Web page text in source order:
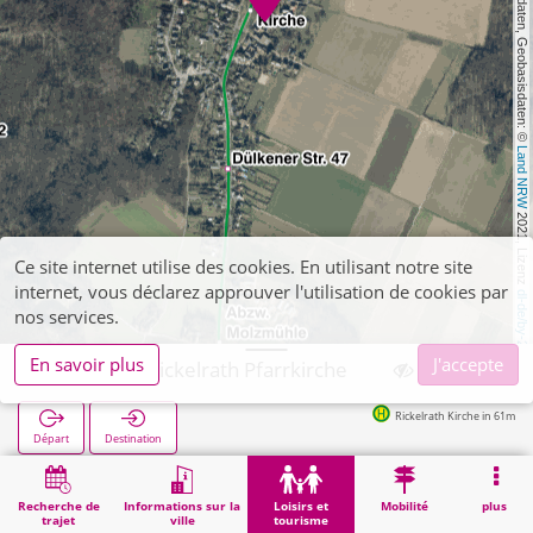
, Kartendaten, Geobasisdaten: ©
Land NRW
2021, Lizenz
dl-de/by-2-0
Recherche de
trajet
Informations sur la
ville
Loisirs et
tourisme
Mobilité plus
Wegberg, Rickelrath Pfarrkirche
Départ Destination
Rickelrath Kirche in 61m
Démarrage Loisirs et tourisme Wegberg, Rickelrath Pfarrkirche
Ce site internet utilise des cookies. En utilisant notre site
internet, vous déclarez approuver l'utilisation de cookies par
nos services.
En savoir plus
J'accepte